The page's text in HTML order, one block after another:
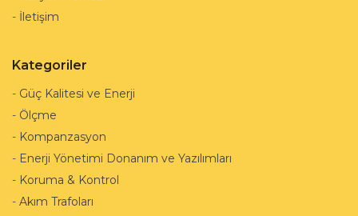
- İletişim
Kategoriler
- Güç Kalitesi ve Enerji
- Ölçme
- Kompanzasyon
- Enerji Yönetimi Donanım ve Yazılımları
- Koruma & Kontrol
- Akım Trafoları